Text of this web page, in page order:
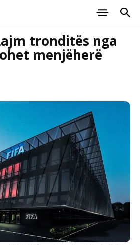
tronditës nga
menjëherë